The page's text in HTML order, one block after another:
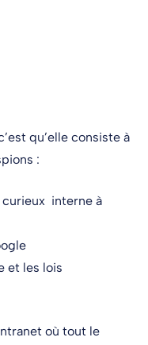
qu’elle consiste à
:
curieux interne à
et les lois
où tout le